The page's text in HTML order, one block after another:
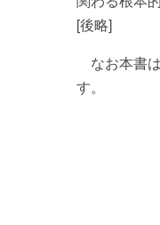
[後略]
なお本書
す。